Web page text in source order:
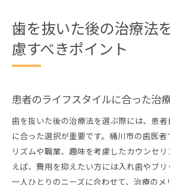
入れ歯、ブリッジ、インプラント
入れ歯のメリットとデメリット
ブリッジの構造とその利点を知る
各治療法の耐久性を比較する
患者の声から学ぶ各治療法の
桶川市の歯医者が教えるインプラン
点
インプラント手術の流れを把握
歯を抜いた後の治療法
慮すべきポイント
患者のライフスタイルに合った治
歯を抜いた後の治療法を選ぶ際には、患
に合った選択が重要です。桶川市の歯医
リズムや職業、趣味を考慮したカウンセ
えば、費用を抑えたい方には入れ歯やブ
一人ひとりのニーズに合わせて、治療のメ